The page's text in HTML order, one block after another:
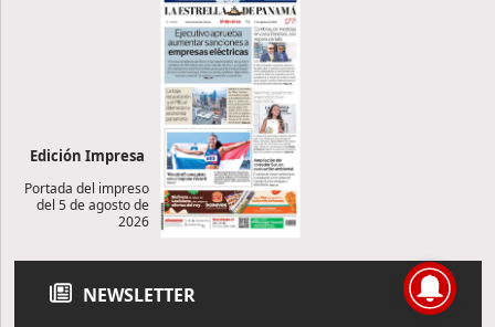
Edición Impresa
Portada del impreso
del 5 de agosto de
2026
NEWSLETTER